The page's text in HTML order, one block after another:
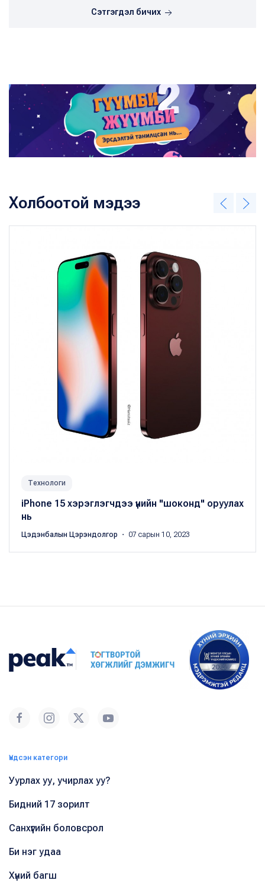
Сэтгэгдэл бичих
Холбоотой мэдээ
Технологи
iPhone 15 хэрэглэгчдээ үнийн "шоконд" оруулах
нь
Цэдэнбалын Цэрэндолгор ・ 07 сарын 10, 2023
Үндсэн категори
Уурлах уу, учирлах уу?
Бидний 17 зорилт
Санхүүгийн боловсрол
Би нэг удаа
Хүний багш